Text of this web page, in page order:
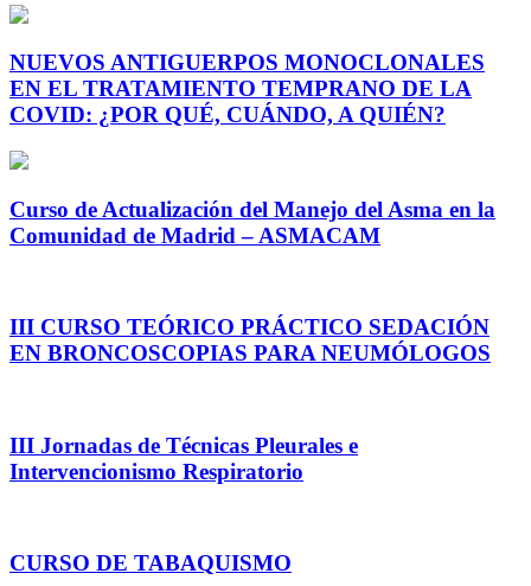
NUEVOS ANTIGUERPOS MONOCLONALES
EN EL TRATAMIENTO TEMPRANO DE LA
COVID: ¿POR QUÉ, CUÁNDO, A QUIÉN?
Curso de Actualización del Manejo del Asma en la
Comunidad de Madrid – ASMACAM
III CURSO TEÓRICO PRÁCTICO SEDACIÓN
EN BRONCOSCOPIAS PARA NEUMÓLOGOS
III Jornadas de Técnicas Pleurales e
Intervencionismo Respiratorio
CURSO DE TABAQUISMO